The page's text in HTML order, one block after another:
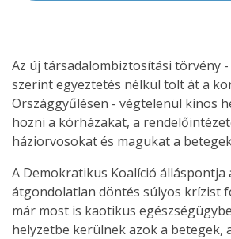
Az új társadalombiztosítási törvény
szerint egyeztetés nélkül tolt át a
Országgyűlésen - végtelenül kínos
hozni a kórházakat, a
háziorvosokat és magukat a
A Demokratikus Koalíció álláspontja
átgondolatlan döntés súlyos krízist
már most is kaotikus
helyzetbe kerülnek azok a betegek,